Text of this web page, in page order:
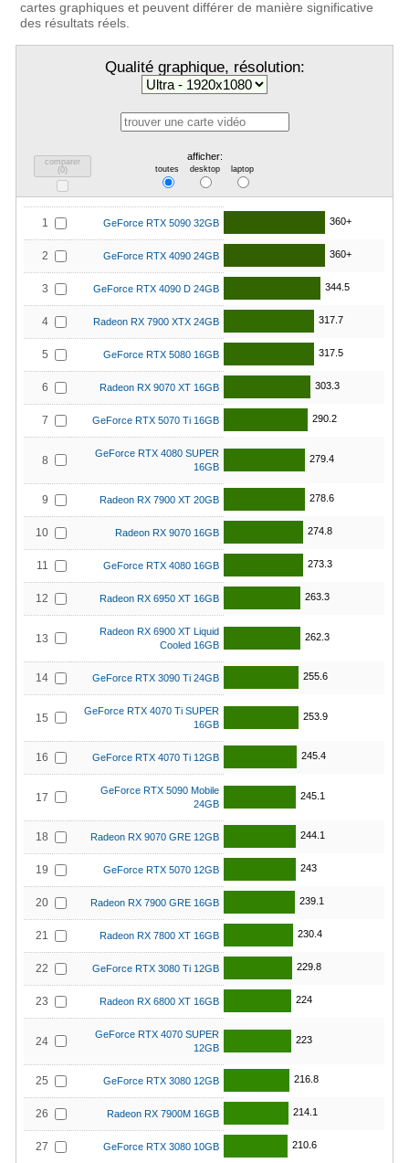
cartes graphiques et peuvent différer de manière significative
des résultats réels.
Qualité graphique, résolution:
comparer
(0)
afficher:
toutes desktop laptop
1 GeForce RTX 5090 32GB 360+
2 GeForce RTX 4090 24GB 360+
3 GeForce RTX 4090 D 24GB 344.5
4 Radeon RX 7900 XTX 24GB 317.7
5 GeForce RTX 5080 16GB 317.5
6 Radeon RX 9070 XT 16GB 303.3
7 GeForce RTX 5070 Ti 16GB 290.2
8
GeForce RTX 4080 SUPER
16GB
279.4
9 Radeon RX 7900 XT 20GB 278.6
10 Radeon RX 9070 16GB 274.8
11 GeForce RTX 4080 16GB 273.3
12 Radeon RX 6950 XT 16GB 263.3
13
Radeon RX 6900 XT Liquid
Cooled 16GB
262.3
14 GeForce RTX 3090 Ti 24GB 255.6
15
GeForce RTX 4070 Ti SUPER
16GB
253.9
16 GeForce RTX 4070 Ti 12GB 245.4
17
GeForce RTX 5090 Mobile
24GB
245.1
18 Radeon RX 9070 GRE 12GB 244.1
19 GeForce RTX 5070 12GB 243
20 Radeon RX 7900 GRE 16GB 239.1
21 Radeon RX 7800 XT 16GB 230.4
22 GeForce RTX 3080 Ti 12GB 229.8
23 Radeon RX 6800 XT 16GB 224
24
GeForce RTX 4070 SUPER
12GB
223
25 GeForce RTX 3080 12GB 216.8
26 Radeon RX 7900M 16GB 214.1
27 GeForce RTX 3080 10GB 210.6